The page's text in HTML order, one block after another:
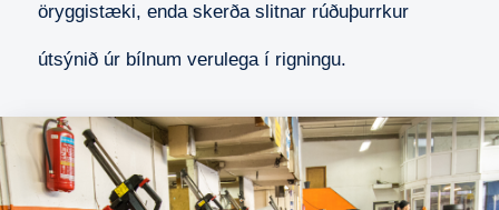
öryggistæki, enda skerða slitnar rúðuþurrkur
útsýnið úr bílnum verulega í rigningu.